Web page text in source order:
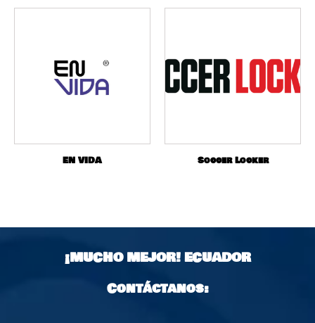
EN VIDA Soccer Locker
¡MUCHO MEJOR!ECUADOR
Contáctanos: